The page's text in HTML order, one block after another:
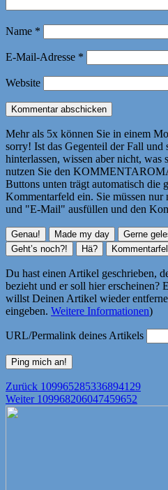
Name *
E-Mail-Adresse *
Website
Mehr als 5x können Sie in einem
sorry! Ist das Gegenteil der Fall und
hinterlassen, wissen aber nicht, was
nutzen Sie den
Buttons unten trägt automatisch die
Kommentarfeld ein. Sie müssen
und "E-Mail" ausfüllen und den
Du hast einen Artikel geschrieben,
bezieht und er soll hier erscheinen?
willst Deinen Artikel wieder
eingeben. Weitere Informationen)
URL/Permalink deines Artikels
Beitragsnavigation
Zurück Vorheriger
Beitrag:
109965285336894129
Weiter Nächster
109968206047459652